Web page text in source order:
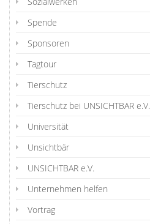
Spende
Sponsoren
Tagtour
Tierschutz
Tierschutz bei UNSICHTBAR e.V.
Universität
Unsichtbär
UNSICHTBAR e.V.
Unternehmen helfen
Vortrag